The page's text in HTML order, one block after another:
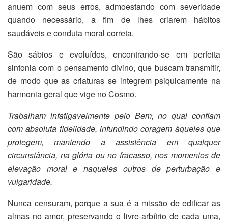
anuem com seus erros, admoestando com severidade
quando necessário, a fim de lhes criarem hábitos
saudáveis e conduta moral correta.
São sábios e evoluídos, encontrando-se em perfeita
sintonia com o pensamento divino, que buscam transmitir,
de modo que as criaturas se integrem psiquicamente na
harmonia geral que vige no Cosmo.
Trabalham infatigavelmente pelo Bem, no qual confiam
com absoluta fidelidade, infundindo coragem àqueles que
protegem, mantendo a assistência em qualquer
circunstância, na glória ou no fracasso, nos momentos de
elevação moral e naqueles outros de perturbação e
vulgaridade.
Nunca censuram, porque a sua é a missão de edificar as
almas no amor, preservando o livre-arbítrio de cada uma,